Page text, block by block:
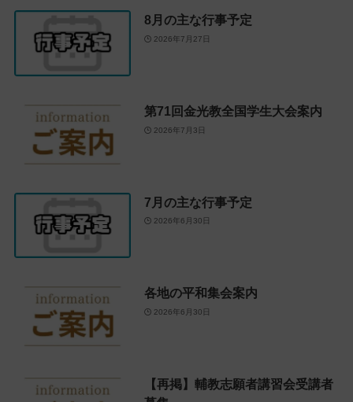
8月の主な行事予定
2026年7月27日
第71回金光教全国学生大会案内
2026年7月3日
7月の主な行事予定
2026年6月30日
各地の平和集会案内
2026年6月30日
【再掲】輔教志願者講習会受講者